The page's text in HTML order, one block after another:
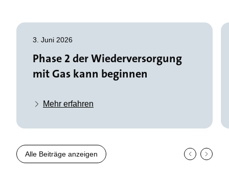
3. Juni 2026
Phase 2 der Wiederversorgung
mit Gas kann beginnen
Mehr erfahren
Alle Beiträge anzeigen